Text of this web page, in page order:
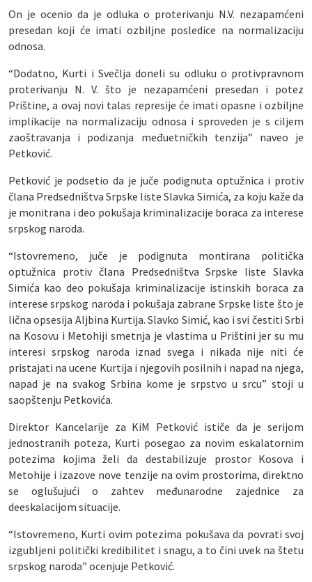
On je ocenio da je odluka o proterivanju N.V. nezapamćeni
presedan koji će imati ozbiljne posledice na normalizaciju
odnosa.
“Dodatno, Kurti i Svečlja doneli su odluku o protivpravnom
proterivanju N. V. što je nezapamćeni presedan i potez
Prištine, a ovaj novi talas represije će imati opasne i ozbiljne
implikacije na normalizaciju odnosa i sproveden je s ciljem
zaoštravanja i podizanja međuetničkih tenzija” naveo je
Petković.
Petković je podsetio da je juče podignuta optužnica i protiv
člana Predsedništva Srpske liste Slavka Simića, za koju kaže da
je monitrana i deo pokušaja kriminalizacije boraca za interese
srpskog naroda.
“Istovremeno, juče je podignuta montirana politička
optužnica protiv člana Predsedništva Srpske liste Slavka
Simića kao deo pokušaja kriminalizacije istinskih boraca za
interese srpskog naroda i pokušaja zabrane Srpske liste što je
lična opsesija Aljbina Kurtija. Slavko Simić, kao i svi čestiti Srbi
na Kosovu i Metohiji smetnja je vlastima u Prištini jer su mu
interesi srpskog naroda iznad svega i nikada nije niti će
pristajati na ucene Kurtija i njegovih posilnih i napad na njega,
napad je na svakog Srbina kome je srpstvo u srcu” stoji u
saopštenju Petkovića.
Direktor Kancelarije za KiM Petković ističe da je serijom
jednostranih poteza, Kurti posegao za novim eskalatornim
potezima kojima želi da destabilizuje prostor Kosova i
Metohije i izazove nove tenzije na ovim prostorima, direktno
se oglušujući o zahtev međunarodne zajednice za
deeskalacijom situacije.
“Istovremeno, Kurti ovim potezima pokušava da povrati svoj
izgubljeni politički kredibilitet i snagu, a to čini uvek na štetu
srpskog naroda” ocenjuje Petković.